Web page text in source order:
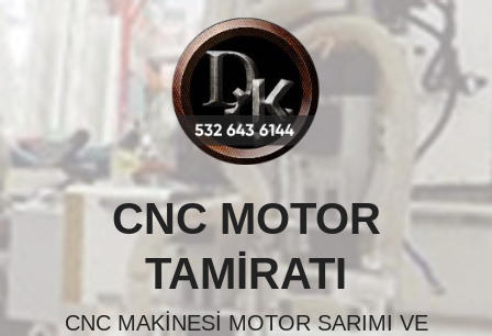
CNC MOTOR
TAMIRATI
CNC MAKINESI MOTOR SARIMI VE